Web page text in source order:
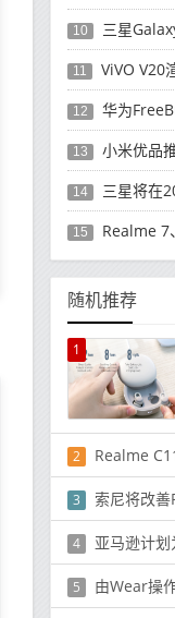
10 三星Galaxy
11 ViVO V20渲染
12 华为
13 小米优品推
14 三星将在
15 Realme 7、7i将
随机推荐
1
2 Realme
3 索尼将改善
4 亚马逊计划为10
5 由Wear操作系统